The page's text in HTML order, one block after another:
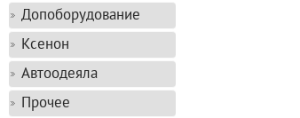
Допоборудование
Ксенон
Автоодеяла
Прочее